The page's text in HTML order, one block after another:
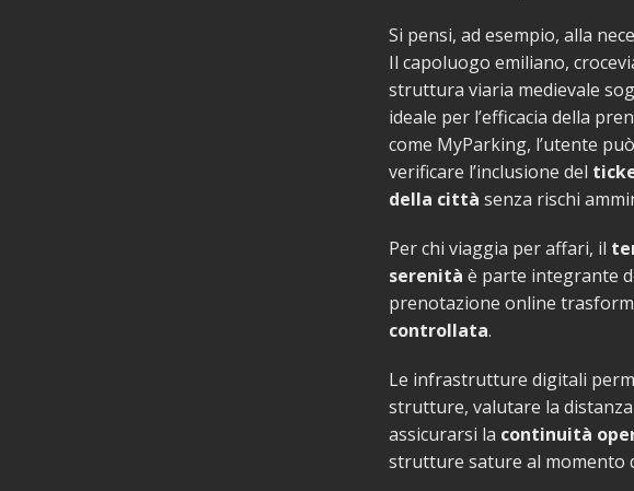
Si pensi, ad esempio, alla
Il capoluogo emiliano,
struttura viaria medievale
ideale per l’efficacia della
come MyParking, l’utente
verificare l’inclusione del
della città senza rischi
Per chi viaggia per affari, il
serenità è parte integrante
prenotazione online
controllata.
Le infrastrutture digitali
strutture, valutare la
assicurarsi la continuità
strutture sature al momento